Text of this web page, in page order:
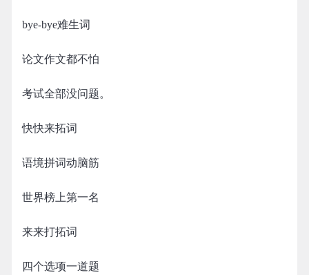
bye-bye难生词
论文作文都不怕
考试全部没问题。
快快来拓词
语境拼词动脑筋
世界榜上第一名
来来打拓词
四个选项一道题